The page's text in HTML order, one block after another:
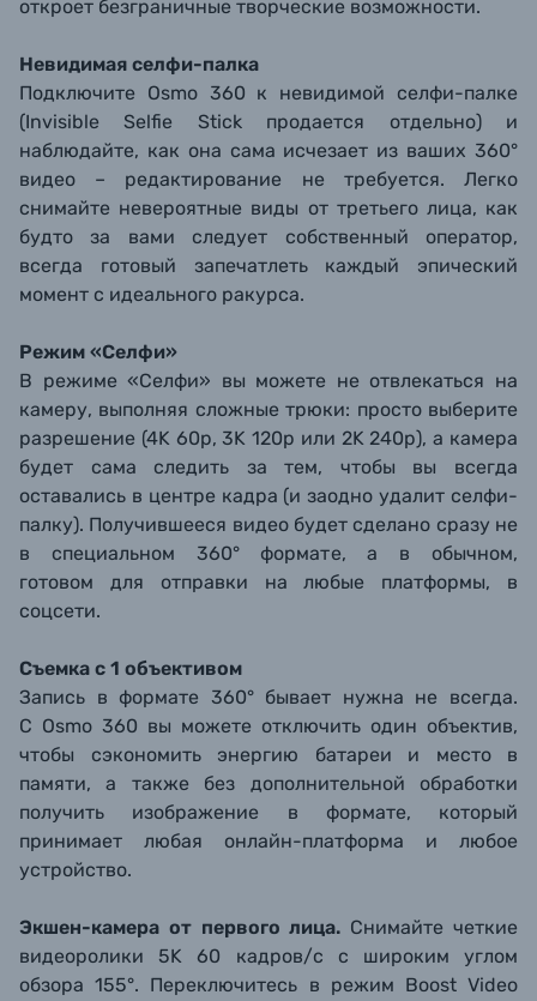
откроет безграничные творческие возможности.
Невидимая селфи-палка
Подключите Osmo 360 к невидимой селфи-палке
(Invisible Selfie Stick продается отдельно) и
наблюдайте, как она сама исчезает из ваших 360°
видео – редактирование не требуется. Легко
снимайте невероятные виды от третьего лица, как
будто за вами следует собственный оператор,
всегда готовый запечатлеть каждый эпический
момент с идеального ракурса.
Режим «Селфи»
В режиме «Селфи» вы можете не отвлекаться на
камеру, выполняя сложные трюки: просто выберите
разрешение (4K 60р, 3K 120р или 2K 240р), а камера
будет сама следить за тем, чтобы вы всегда
оставались в центре кадра (и заодно удалит селфи-
палку). Получившееся видео будет сделано сразу не
в специальном 360° формате, а в обычном,
готовом для отправки на любые платформы, в
соцсети.
Съемка с 1 объективом
Запись в формате 360° бывает нужна не всегда.
С Osmo 360 вы можете отключить один объектив,
чтобы сэкономить энергию батареи и место в
памяти, а также без дополнительной обработки
получить изображение в формате, который
принимает любая онлайн-платформа и любое
устройство.
Экшен-камера от первого лица. Снимайте четкие
видеоролики 5K 60 кадров/с с широким углом
обзора 155°. Переключитесь в режим Boost Video